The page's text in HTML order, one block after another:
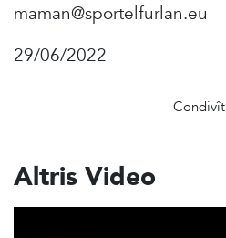
maman@sportelfurlan.eu
29/06/2022
Condivît
Altris Video